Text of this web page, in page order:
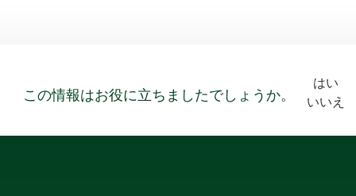
この情報はお役に立ちましたでしょうか。
はい
いいえ